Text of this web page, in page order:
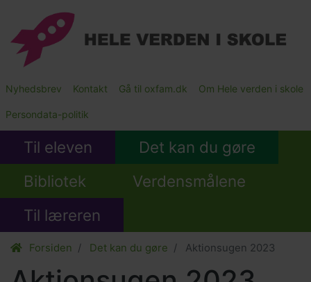
hovedindhold
Main
Submenu
Nyhedsbrev Kontakt Gå til oxfam.dk Om Hele verden i skole
Persondata-politik
Til eleven
Det kan du gøre
Bibliotek
Verdensmålene
Til læreren
Forsiden Det kan du gøre Aktionsugen 2023